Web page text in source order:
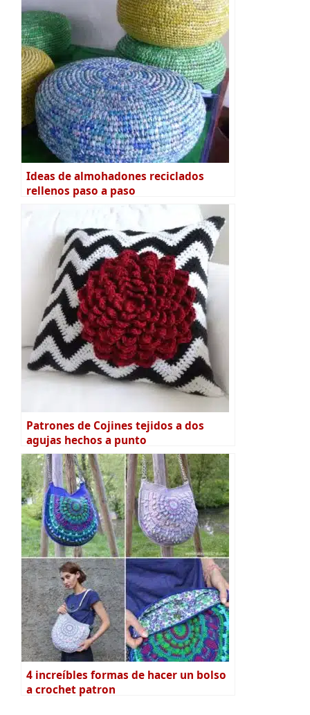
Ideas de almohadones reciclados
rellenos paso a paso
Patrones de Cojines tejidos a dos
agujas hechos a punto
4 increíbles formas de hacer un bolso
a crochet patron